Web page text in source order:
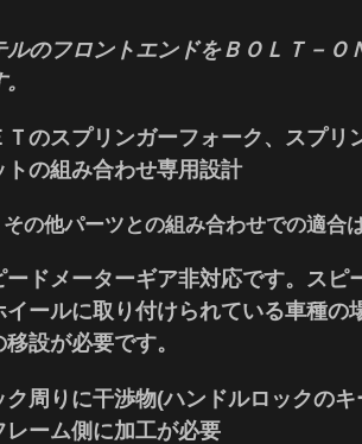
ルのフロントエンドをＢＯＬＴ－
Ｔのスプリンガーフォーク、スプリ
トの組み合わせ専用設計
の他パーツとの組み合わせでの適合
ードメーターギア非対応です。スピ
イールに取り付けられている車種の
設が必要です。
ク周りに干渉物(ハンドルロックの
レーム側に加工が必要